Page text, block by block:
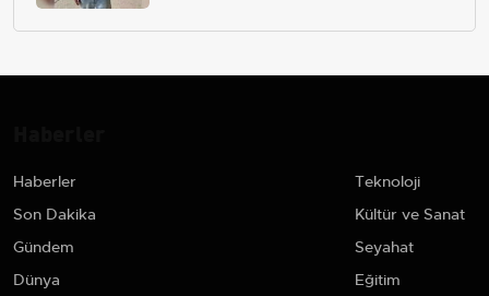
Haberler
Son Dakika
Gündem
Dünya
Teknoloji
Kültür ve Sanat
Seyahat
Eğitim